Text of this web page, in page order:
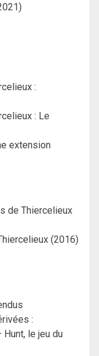
:
: Le
extension
de Thiercelieux
(2016)
:
Hunt, le jeu du